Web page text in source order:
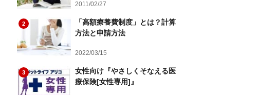
2011/02/27
2
「高額療養費制度」とは？計算
方法と申請方法
2022/03/15
3
女性向け『やさしくそなえる医
療保険[女性専用]』